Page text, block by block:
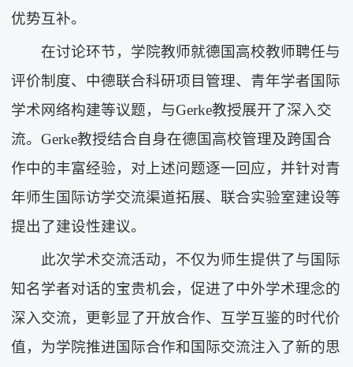
优势互补。
在讨论环节，学院教师就德国高校教师聘任与
评价制度、中德联合科研项目管理、青年学者国际
学术网络构建等议题，与Gerke教授展开了深入交
流。Gerke教授结合自身在德国高校管理及跨国合
作中的丰富经验，对上述问题逐一回应，并针对青
年师生国际访学交流渠道拓展、联合实验室建设等
提出了建设性建议。
此次学术交流活动，不仅为师生提供了与国际
知名学者对话的宝贵机会，促进了中外学术理念的
深入交流，更彰显了开放合作、互学互鉴的时代价
值，为学院推进国际合作和国际交流注入了新的思